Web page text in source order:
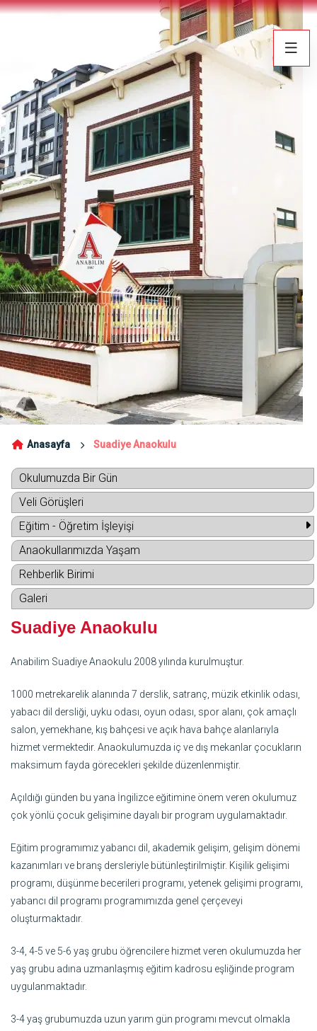
Anasayfa Suadiye Anaokulu
Okulumuzda Bir Gün
Veli Görüşleri
Eğitim - Öğretim İşleyişi
Anaokullarımızda Yaşam
Rehberlik Birimi
Galeri
Suadiye Anaokulu
Anabilim Suadiye Anaokulu 2008 yılında kurulmuştur.
1000 metrekarelik alanında 7 derslik, satranç, müzik etkinlik odası,
yabacı dil dersliği, uyku odası, oyun odası, spor alanı, çok amaçlı
salon, yemekhane, kış bahçesi ve açık hava bahçe alanlarıyla
hizmet vermektedir. Anaokulumuzda iç ve dış mekanlar çocukların
maksimum fayda görecekleri şekilde düzenlenmiştir.
Açıldığı günden bu yana İngilizce eğitimine önem veren okulumuz
çok yönlü çocuk gelişimine dayalı bir program uygulamaktadır.
Eğitim programımız yabancı dil, akademik gelişim, gelişim dönemi
kazanımları ve branş dersleriyle bütünleştirilmiştir. Kişilik gelişimi
programı, düşünme becerileri programı, yetenek gelişimi programı,
yabancı dil programı programımızda genel çerçeveyi
oluşturmaktadır.
3-4, 4-5 ve 5-6 yaş grubu öğrencilere hizmet veren okulumuzda her
yaş grubu adına uzmanlaşmış eğitim kadrosu eşliğinde program
uygulanmaktadır.
3-4 yaş grubumuzda uzun yarım gün programı mevcut olmakla